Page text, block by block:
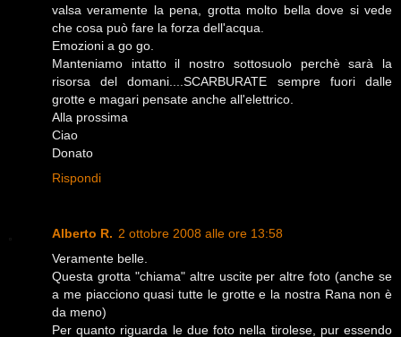
valsa veramente la pena, grotta molto bella dove si vede
che cosa può fare la forza dell'acqua.
Emozioni a go go.
Manteniamo intatto il nostro sottosuolo perchè sarà la
risorsa del domani....SCARBURATE sempre fuori dalle
grotte e magari pensate anche all'elettrico.
Alla prossima
Ciao
Donato
Rispondi
Alberto R. 2 ottobre 2008 alle ore 13:58
Veramente belle.
Questa grotta "chiama" altre uscite per altre foto (anche se
a me piacciono quasi tutte le grotte e la nostra Rana non è
da meno)
Per quanto riguarda le due foto nella tirolese, pur essendo